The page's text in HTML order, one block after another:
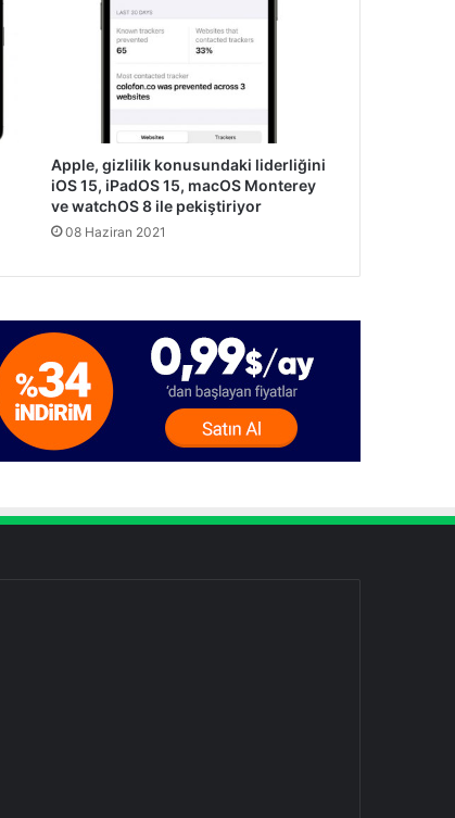
Apple, gizlilik konusundaki liderliğini
iOS 15, iPadOS 15, macOS Monterey
ve watchOS 8 ile pekiştiriyor
08 Haziran 2021